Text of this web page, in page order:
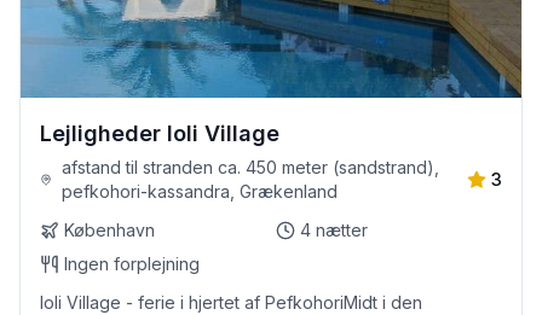
Lejligheder Ioli Village
afstand til stranden ca. 450 meter (sandstrand),
pefkohori-kassandra, Grækenland
3
København 4 nætter
Ingen forplejning
Ioli Village - ferie i hjertet af PefkohoriMidt i den